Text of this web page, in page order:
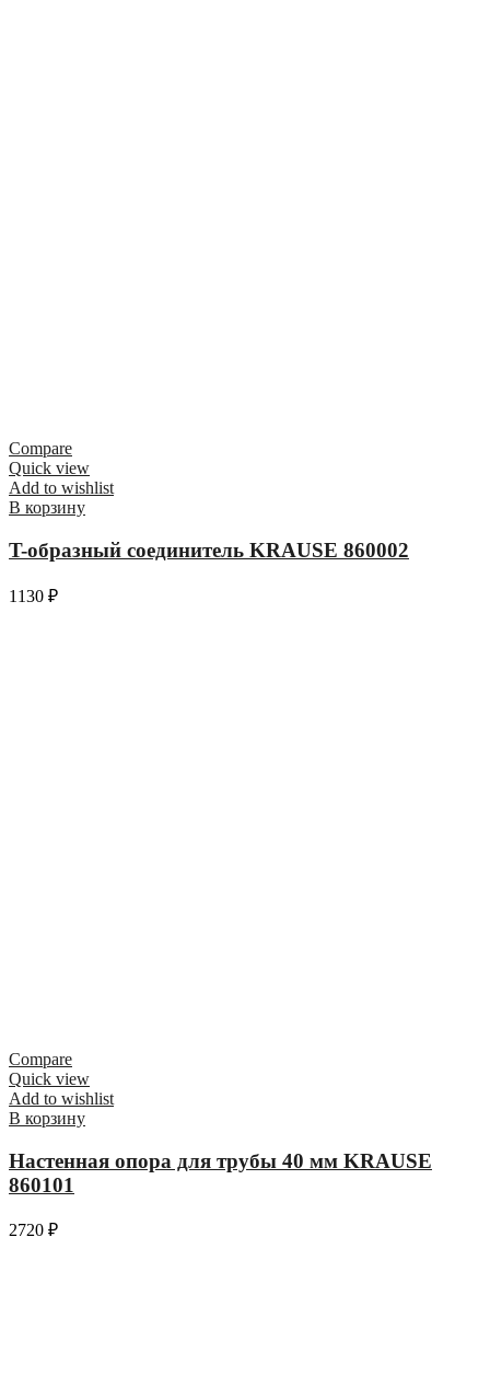
Compare
Quick view
Add to wishlist
В корзину
T-образный соединитель KRAUSE 860002
1130 ₽
Compare
Quick view
Add to wishlist
В корзину
Настенная опора для трубы 40 мм KRAUSE
860101
2720 ₽